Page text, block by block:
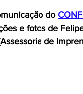
do
e fotos de
de